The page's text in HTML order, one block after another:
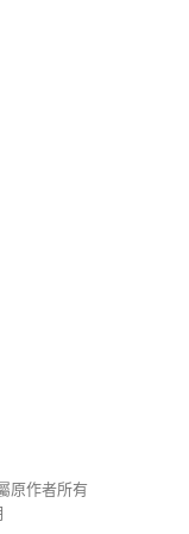
原作者所有